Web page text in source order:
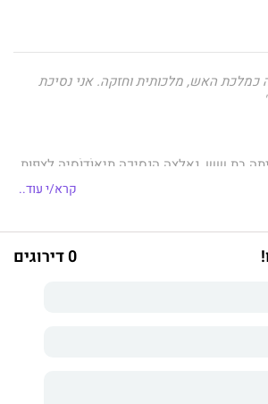
כמלכת האש, מלכותית וחזקה. אני נסיכת
בת שש, נאלצה הנסיכה תֵיאוֹדוֹסִיָה לצפות
על ידי הקָאלוֹוַקְסִיאָנִים, שכבשו את
לליידי ת'ורה, והיא הוכרחה להישאר לחיות
חיה חיי פאר בארמון, לבושה
נאלצת לחבוש כתר של אפר, ובכל פעם שבני
- למען יראו וייראו.
קרא/י עוד..
0 דירוגים